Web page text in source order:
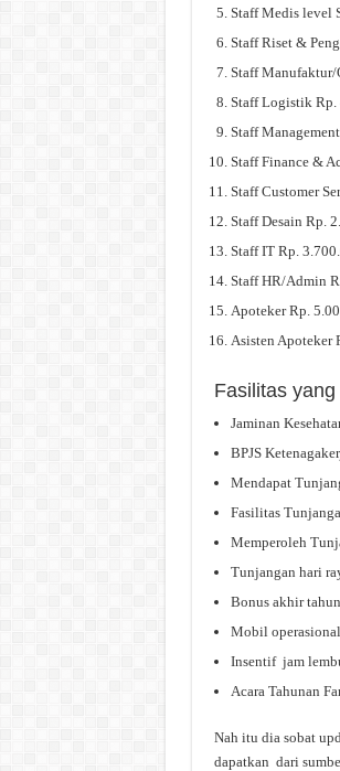
Staff Medis level
Staff Riset &
Staff Manufaktur/
Staff Logistik Rp.
Staff
Staff Finance &
Staff Customer
Staff Desain Rp.
Staff IT Rp.
Staff HR/Admin
Apoteker Rp.
Asisten Apoteker
Fasilitas
Jaminan
BPJS
Mendapat
Fasilitas
Memperoleh
Tunjangan hari
Bonus akhir tahun
Mobil
Insentif jam
Acara Tahunan
Nah itu dia sobat
dapatkan dari